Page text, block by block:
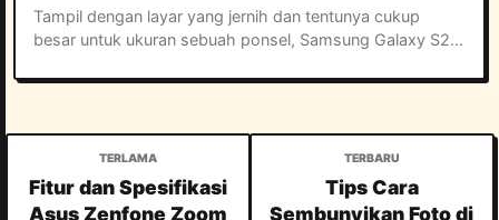
Tampil dengan layar yang jernih dan tentunya cukup
besar untuk ukuran sebuah ponsel, Samsung Galaxy S2
dan tentunya main game. Namun satu masalah y...
Fitur dan Spesifikasi
Asus Zenfone Zoom
Tips Cara
Sembunyikan Foto di